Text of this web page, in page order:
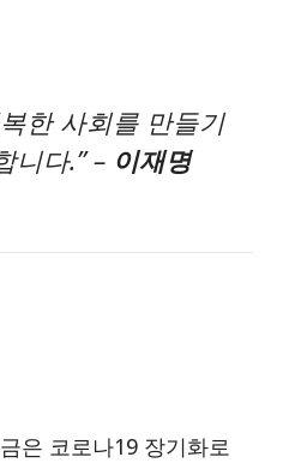
한 사회를 만들기
니다.” – 이재명
은 코로나19 장기화로